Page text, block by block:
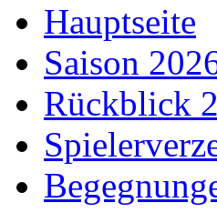
Hauptseite
Saison
Rückblick